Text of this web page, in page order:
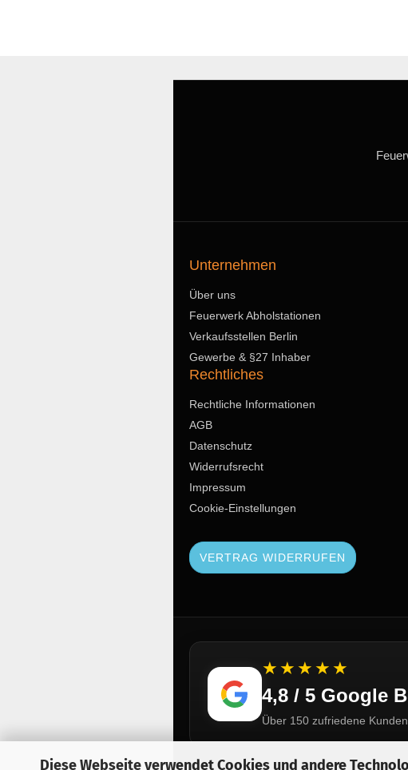
Diese Webseite verwendet Cookies und andere
Unternehmen
Über uns
Feuerwerk Abholstationen
Verkaufsstellen Berlin
Gewerbe & §27 Inhaber
Rechtliches
Rechtliche Informationen
AGB
Datenschutz
Widerrufsrecht
Impressum
Cookie-Einstellungen
VERTRAG WIDERRUFEN
★★★★★
4,8 / 5 Google
Über 150 zufriedene Kunden